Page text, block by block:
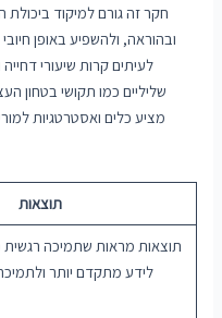
חקר זה גורם למיקוד ביכולת
ובהוראה, ולהשפיע באופן
לעיתים קרות שיעורי
שליליים כמו תקושי בטחון
מציע כלים ואסטרטגיות
תוצאות
תוצאות מראות שתמיכה רגשית
לידע מתקדם יותר